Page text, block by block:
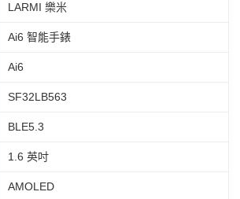
LARMI 樂米
Ai6 智能手錶
Ai6
SF32LB563
BLE5.3
1.6 英吋
AMOLED